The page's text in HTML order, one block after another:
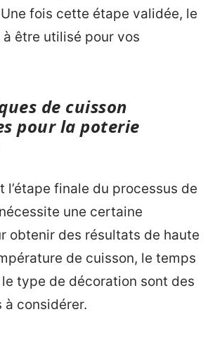
fois cette étape validée, le
être utilisé pour vos
de cuisson
pour la poterie
l’étape finale du processus de
une certaine
obtenir des résultats de haute
de cuisson, le temps
type de décoration sont des
à considérer.